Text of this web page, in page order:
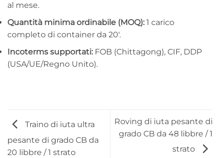
al mese.
Quantità minima ordinabile (MOQ): 1 carico
completo di container da 20′.
Incoterms supportati: FOB (Chittagong), CIF, DDP
(USA/UE/Regno Unito).
Traino di iuta ultra
pesante di grado CB da
20 libbre / 1 strato
Roving di iuta pesante di
grado CB da 48 libbre / 1
strato